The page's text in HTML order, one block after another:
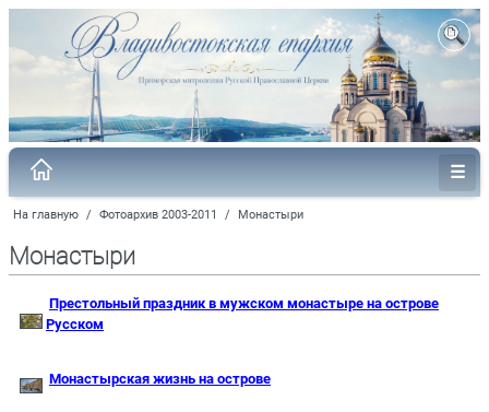
На главную / Фотоархив 2003-2011 / Монастыри
Монастыри
Престольный праздник в мужском монастыре на острове
Русском
Монастырская жизнь на острове